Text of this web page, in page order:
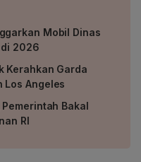
Mobil Dinas
di 2026
Kerahkan Garda
Los Angeles
Bakal
RI